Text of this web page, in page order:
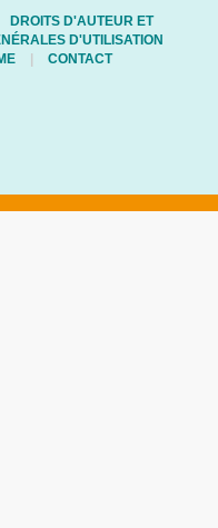
DROITS D'AUTEUR ET
D'UTILISATION
CONTACT